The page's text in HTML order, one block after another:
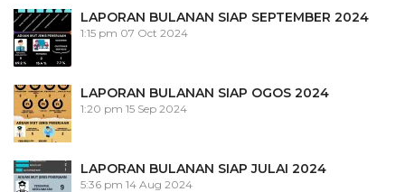
LAPORAN BULANAN SIAP SEPTEMBER 2024
1:15 pm 07 Oct 2024
LAPORAN BULANAN SIAP OGOS 2024
1:20 pm 15 Sep 2024
LAPORAN BULANAN SIAP JULAI 2024
5:36 pm 14 Aug 2024